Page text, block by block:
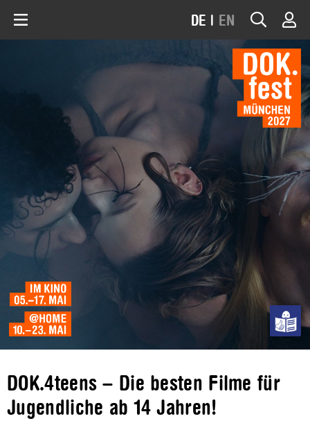
DE | EN
DOK.4teens – Die besten Filme für
Jugendliche ab 14 Jahren!